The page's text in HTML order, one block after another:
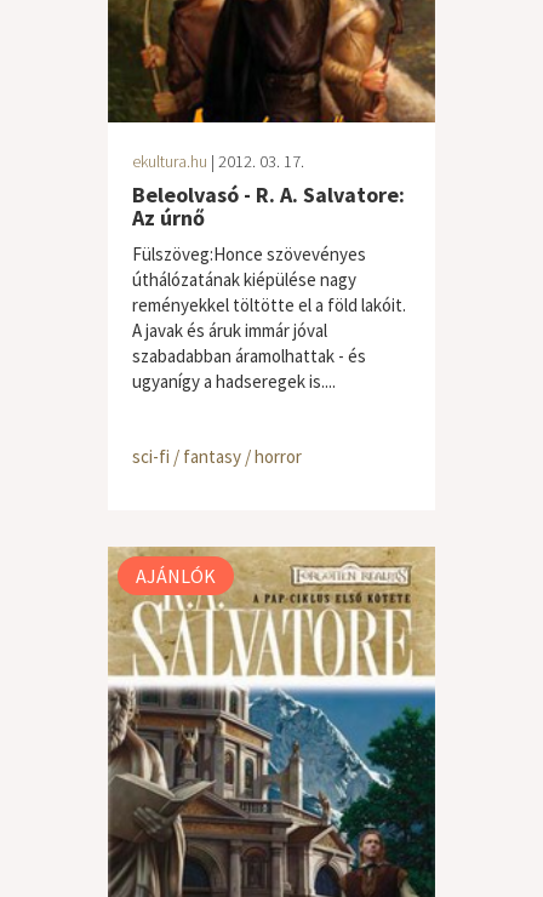
ekultura.hu | 2012. 03. 17.
Beleolvasó - R. A. Salvatore:
Az úrnő
Fülszöveg:Honce szövevényes
úthálózatának kiépülése nagy
reményekkel töltötte el a föld lakóit.
A javak és áruk immár jóval
szabadabban áramolhattak - és
ugyanígy a hadseregek is....
sci-fi / fantasy / horror
AJÁNLÓK